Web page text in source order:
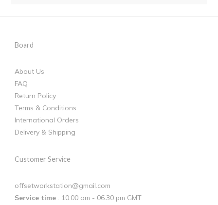
Board
About Us
FAQ
Return Policy
Terms & Conditions
International Orders
Delivery & Shipping
Customer Service
offsetworkstation@gmail.com
Service time : 10:00 am - 06:30 pm GMT